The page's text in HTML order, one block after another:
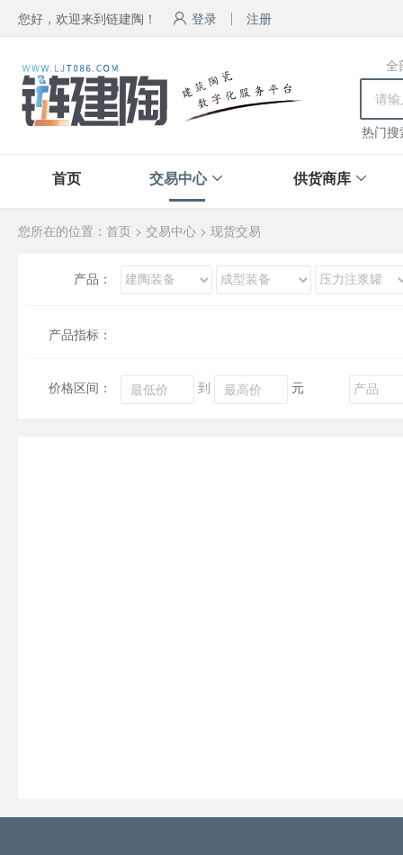
您好，欢迎来到链建陶！ 登录 注册
全
热门搜
首页 交易中心 供货商库
您所在的位置： 首页 > 交易中心 > 现货交易
产品：
产品指标：
价格区间： 到 元